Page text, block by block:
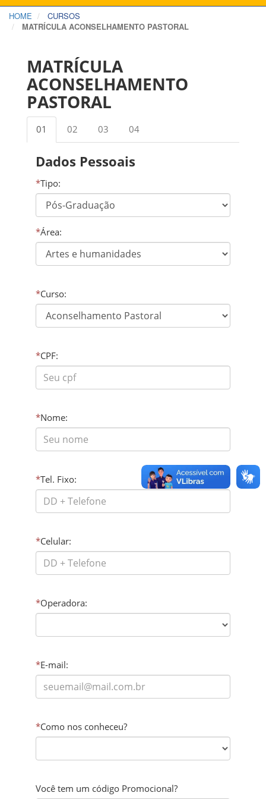
HOME
CURSOS
MATRÍCULA ACONSELHAMENTO PASTORAL
MATRÍCULA
ACONSELHAMENTO
PASTORAL
01 02 03 04
Dados Pessoais
*Tipo:
*Área:
*Curso:
*CPF:
*Nome:
*Tel. Fixo:
*Celular:
*Operadora:
*E-mail:
*Como nos conheceu?
Você tem um código Promocional?